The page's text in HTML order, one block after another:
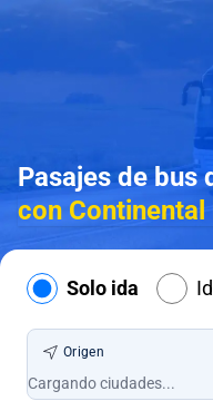
Pasajes de bus
con Continental
Solo ida
Origen